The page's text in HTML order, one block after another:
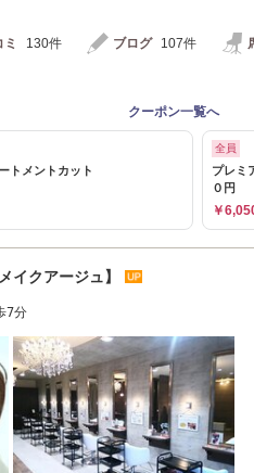
ミ 130件 ブログ 107件
クーポン一覧へ
トメントカット
全員
プレミ
０円
￥
イクアージュ】
7分